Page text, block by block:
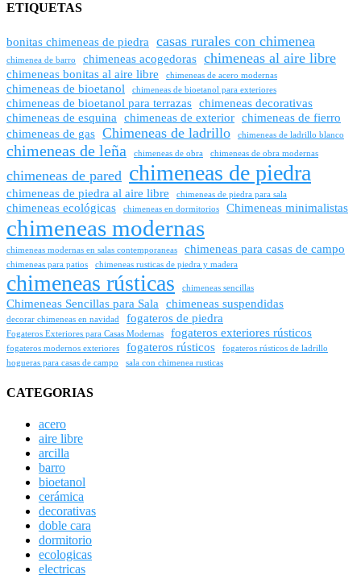
ETIQUETAS
bonitas chimeneas de piedra casas rurales con chimenea
chimenea de barro chimeneas acogedoras chimeneas al aire libre
chimeneas bonitas al aire libre chimeneas de acero modernas
chimeneas de bioetanol chimeneas de bioetanol para exteriores
chimeneas de bioetanol para terrazas chimeneas decorativas
chimeneas de esquina
chimeneas de exterior chimeneas de fierro
chimeneas de gas Chimeneas de ladrillo chimeneas de ladrillo blanco
chimeneas de leña chimeneas de obra chimeneas de obra modernas
chimeneas de pared chimeneas de piedra
chimeneas de piedra al aire libre chimeneas de piedra para sala
chimeneas ecológicas chimeneas en dormitorios Chimeneas minimalistas
chimeneas modernas
chimeneas modernas en salas contemporaneas chimeneas para casas de campo
chimeneas para patios chimeneas rusticas de piedra y madera
chimeneas rústicas chimeneas sencillas
Chimeneas Sencillas para Sala chimeneas suspendidas
decorar chimeneas en navidad fogateros de piedra
Fogateros Exteriores para Casas Modernas fogateros exteriores rústicos
fogateros modernos exteriores fogateros rústicos
fogateros rústicos de ladrillo
hogueras para casas de campo
sala con chimenea rusticas
CATEGORIAS
acero
aire libre
arcilla
barro
bioetanol
cerámica
decorativas
doble cara
dormitorio
ecologicas
electricas